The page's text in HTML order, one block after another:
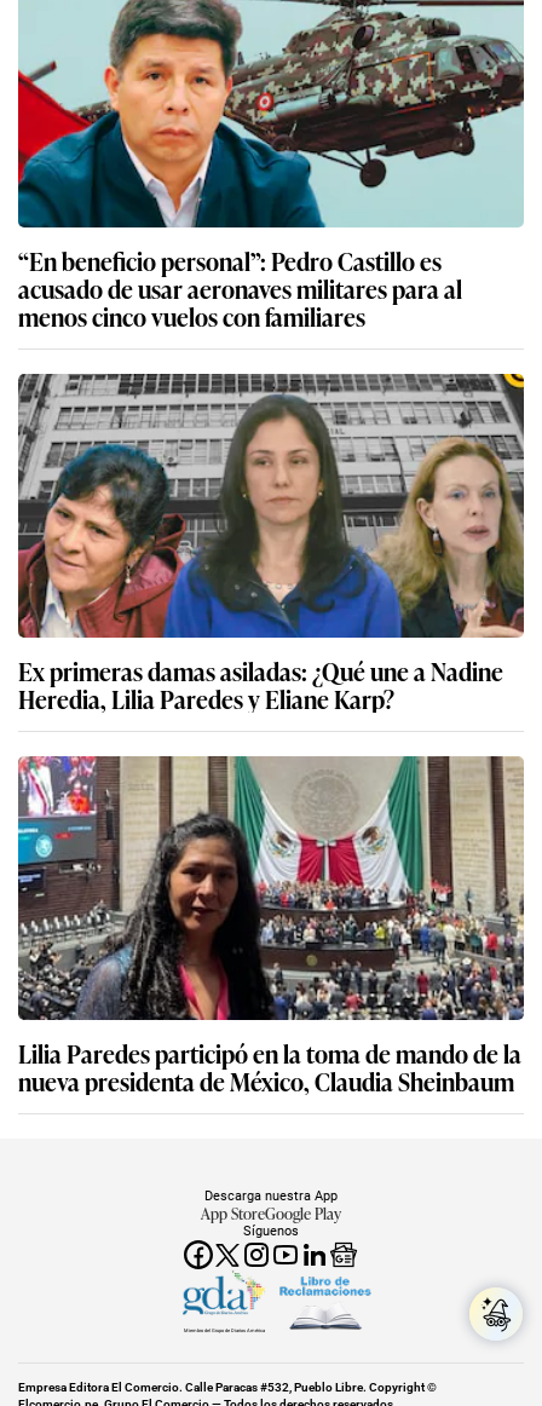
“En beneficio personal”: Pedro Castillo es
acusado de usar aeronaves militares para al
menos cinco vuelos con familiares
Ex primeras damas asiladas: ¿Qué une a Nadine
Heredia, Lilia Paredes y Eliane Karp?
Lilia Paredes participó en la toma de mando de la
nueva presidenta de México, Claudia Sheinbaum
Síguenos
Descarga nuestra App
App StoreGoogle Play
Miembro del Grupo de Diarios América
Empresa Editora El Comercio. Calle Paracas #532, Pueblo Libre. Copyright ©